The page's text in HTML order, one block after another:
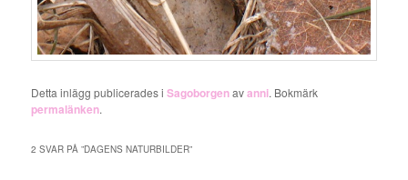
Detta inlägg publicerades iSagoborgenavanni. Bokmärk
permalänken.
2 SVAR PÅ ”DAGENS NATURBILDER”